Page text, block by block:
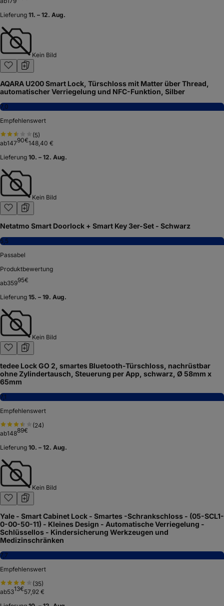
Lieferung 11. – 12. Aug.
Kein Bild
AQARA U200 Smart Lock, Türschloss mit Matter über Thread,
automatischer Verriegelung und NFC-Funktion, Silber
7,0
Empfehlenswert
(5)
ab14790€148,40 €
Lieferung 10. – 12. Aug.
Kein Bild
Netatmo Smart Doorlock + Smart Key 3er-Set - Schwarz
5,5
Passabel
Produktbewertung
ab35995€
Lieferung 15. – 19. Aug.
Kein Bild
tedee Lock GO 2, smartes Bluetooth-Türschloss, nachrüstbar
ohne Zylindertausch, Steuerung per App, schwarz, Ø 58mm x
65mm
7,1
Empfehlenswert
(24)
ab14889€
Lieferung 10. – 12. Aug.
Kein Bild
Yale - Smart Cabinet Lock - Smartes -Schrankschloss - (05-SCL1-
0-00-50-11) - Kleines Design - Automatische Verriegelung -
Schlüssellos - Kindersicherung Werkzeugen und
Medizinschränken
7,7
Empfehlenswert
(35)
ab5313€57,92 €